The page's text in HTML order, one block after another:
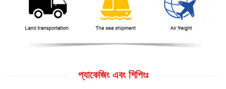
প্যাকেজিং এবং শিপিংঃ